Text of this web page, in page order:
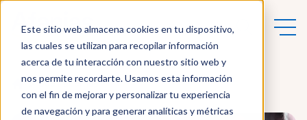
Este sitio web almacena cookies en tu dispositivo,
las cuales se utilizan para recopilar información
acerca de tu interacción con nuestro sitio web y
nos permite recordarte. Usamos esta información
con el fin de mejorar y personalizar tu experiencia
de navegación y para generar analíticas y métricas
Qué hacemos